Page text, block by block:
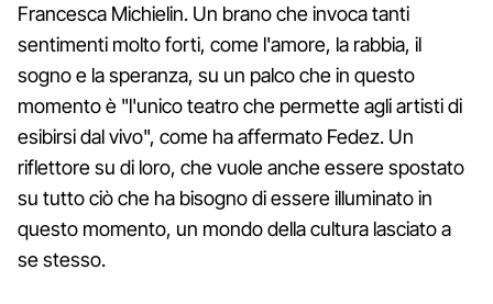
Francesca Michielin. Un brano che invoca tanti
sentimenti molto forti, come l'amore, la rabbia, il
sogno e la speranza, su un palco che in questo
momento è "l'unico teatro che permette agli artisti di
esibirsi dal vivo", come ha affermato Fedez. Un
riflettore su di loro, che vuole anche essere spostato
su tutto ciò che ha bisogno di essere illuminato in
questo momento, un mondo della cultura lasciato a
se stesso.